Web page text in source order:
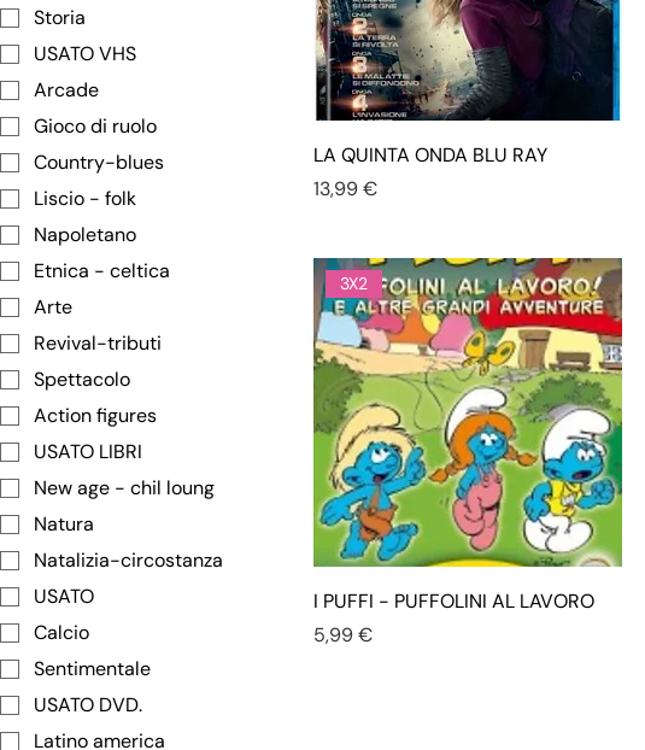
Storia
USATO VHS
Arcade
Gioco di ruolo
Country-blues
Liscio - folk
Napoletano
Etnica - celtica
Arte
Revival-tributi
Spettacolo
Action figures
USATO LIBRI
New age - chil loung
Natura
Natalizia-circostanza
USATO
Calcio
Sentimentale
USATO DVD.
Latino america
LA QUINTA ONDA BLU RAY
Prezzo
13,99 €
3X2
I PUFFI - PUFFOLINI AL LAVORO
Prezzo
5,99 €